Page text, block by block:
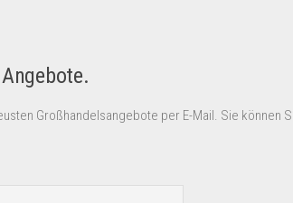
Großhandelsangebote per E-Mail. Sie können